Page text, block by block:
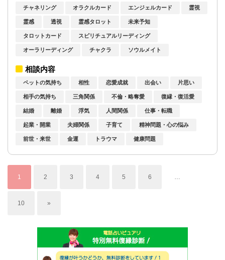
チャネリング オラクルカード エンジェルカード 霊視
霊感 透視 霊感タロット 未来予知
タロットカード スピリチュアルリーディング
オーラリーディング チャクラ ソウルメイト
相談内容
ペットの気持ち 相性 恋愛成就 出会い 片思い
相手の気持ち 三角関係 不倫・略奪愛 復縁・復活愛
結婚 離婚 浮気 人間関係 仕事・転職
起業・開業 夫婦関係 子育て 精神問題・心の悩み
前世・来世 金運 トラウマ 健康問題
1 2 3 4 5 6 …
10 »